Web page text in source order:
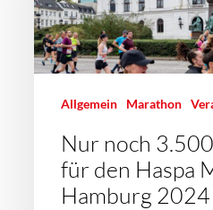
Allgemein Marathon
Nur noch
für den Haspa
Hamburg